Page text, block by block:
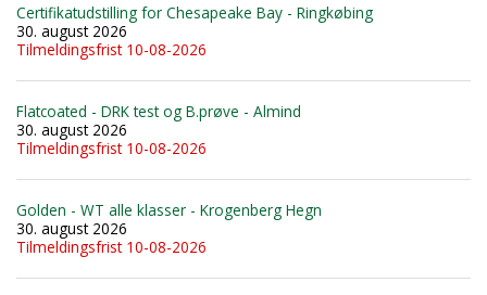
Certifikatudstilling for Chesapeake Bay - Ringkøbing
30. august 2026
Tilmeldingsfrist 10-08-2026
Flatcoated - DRK test og B.prøve - Almind
30. august 2026
Tilmeldingsfrist 10-08-2026
Golden - WT alle klasser - Krogenberg Hegn
30. august 2026
Tilmeldingsfrist 10-08-2026